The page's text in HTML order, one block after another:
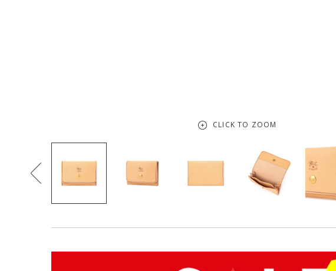
CLICK TO ZOOM